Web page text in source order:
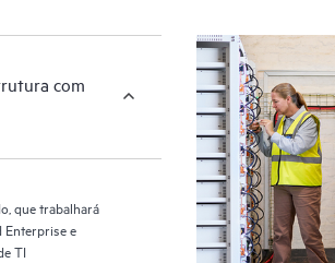
com
que trabalhará
Enterprise e
TI